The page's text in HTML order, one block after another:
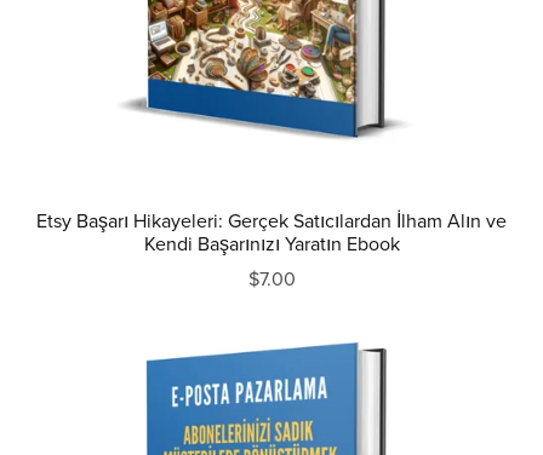
Etsy Başarı Hikayeleri: Gerçek Satıcılardan İlham Alın ve
Kendi Başarınızı Yaratın Ebook
$7.00